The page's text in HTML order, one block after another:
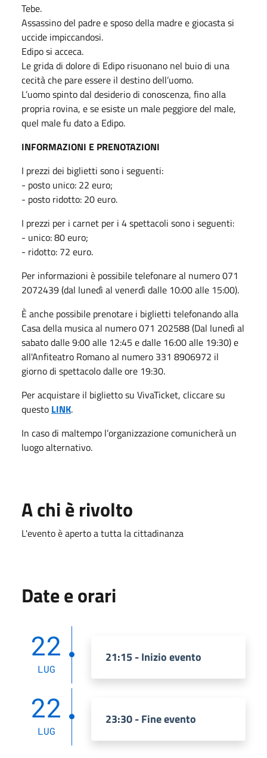
Tebe.
Assassino del padre e sposo della madre e giocasta si
uccide impiccandosi.
Edipo si acceca.
Le grida di dolore di Edipo risuonano nel buio di una
cecità che pare essere il destino dell’uomo.
L’uomo spinto dal desiderio di conoscenza, fino alla
propria rovina, e se esiste un male peggiore del male,
quel male fu dato a Edipo.
INFORMAZIONI E PRENOTAZIONI
I prezzi dei biglietti sono i seguenti:
- posto unico: 22 euro;
- posto ridotto: 20 euro.
I prezzi per i carnet per i 4 spettacoli sono i seguenti:
- unico: 80 euro;
- ridotto: 72 euro.
Per informazioni è possibile telefonare al numero 071
2072439 (dal lunedì al venerdì dalle 10:00 alle 15:00).
È anche possibile prenotare i biglietti telefonando alla
Casa della musica al numero 071 202588 (Dal lunedì al
sabato dalle 9:00 alle 12:45 e dalle 16:00 alle 19:30) e
all'Anfiteatro Romano al numero 331 8906972 il
giorno di spettacolo dalle ore 19:30.
Per acquistare il biglietto su VivaTicket, cliccare su
questo LINK.
In caso di maltempo l’organizzazione comunicherà un
luogo alternativo.
A chi è rivolto
L'evento è aperto a tutta la cittadinanza
Date e orari
22
LUG
21:15 - Inizio evento
22
LUG
23:30 - Fine evento